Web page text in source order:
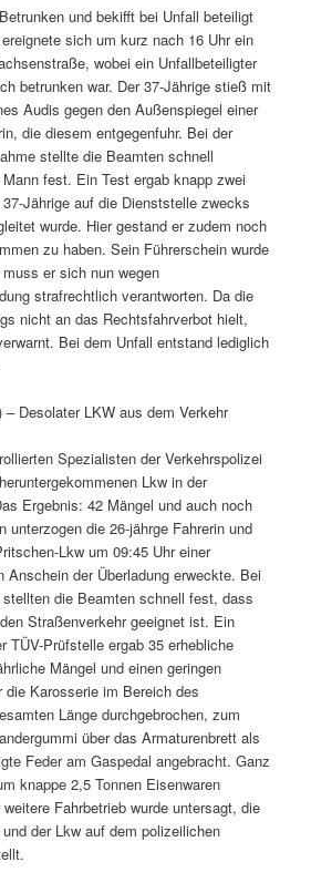
und bekifft bei Unfall beteiligt
sich um kurz nach 16 Uhr ein
wobei ein Unfallbeteiligter
betrunken war. Der 37-Jährige stieß mit
Audis gegen den Außenspiegel einer
die diesem entgegenfuhr. Bei der
stellte die Beamten schnell
fest. Ein Test ergab knapp zwei
Jährige auf die Dienststelle zwecks
wurde. Hier gestand er zudem noch
zu haben. Sein Führerschein wurde
er sich nun wegen
strafrechtlich verantworten. Da die
nicht an das Rechtsfahrverbot hielt,
Bei dem Unfall entstand lediglich
– Desolater LKW aus dem Verkehr
Spezialisten der Verkehrspolizei
Lkw in der
Ergebnis: 42 Mängel und auch noch
unterzogen die 26-jährge Fahrerin und
Lkw um 09:45 Uhr einer
Anschein der Überladung erweckte. Bei
die Beamten schnell fest, dass
Straßenverkehr geeignet ist. Ein
TÜV-Prüfstelle ergab 35 erhebliche
Mängel und einen geringen
die Karosserie im Bereich des
Länge durchgebrochen, zum
über das Armaturenbrett als
Feder am Gaspedal angebracht. Ganz
knappe 2,5 Tonnen Eisenwaren
Fahrbetrieb wurde untersagt, die
der Lkw auf dem polizeilichen